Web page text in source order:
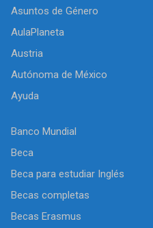
Asuntos de Género
AulaPlaneta
Austria
Autónoma de México
Ayuda
Banco Mundial
Beca
Beca para estudiar Inglés
Becas completas
Becas Erasmus